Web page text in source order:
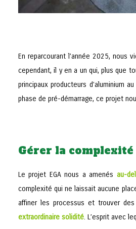
En reparcourant l’année 2025, nous
cependant, il y en a un qui, plus que
principaux producteurs d’aluminium
phase de pré-démarrage, ce projet
Gérer la complexité
Le projet EGA nous a amenés au-
complexité qui ne laissait aucune
affiner les processus et trouver
extraordinaire solidité. L’esprit avec